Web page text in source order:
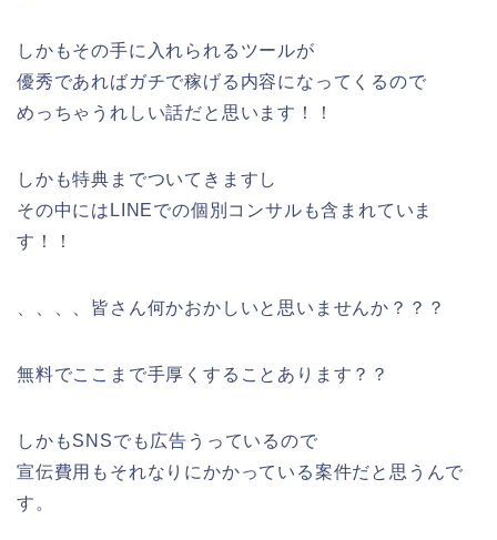
しかもその手に入れられるツールが
優秀であればガチで稼げる内容になってくるので
めっちゃうれしい話だと思います！！
しかも特典までついてきますし
その中にはLINEでの個別コンサルも含まれていま
す！！
、、、、皆さん何かおかしいと思いませんか？？？
無料でここまで手厚くすることあります？？
しかもSNSでも広告うっているので
宣伝費用もそれなりにかかっている案件だと思うんで
す。